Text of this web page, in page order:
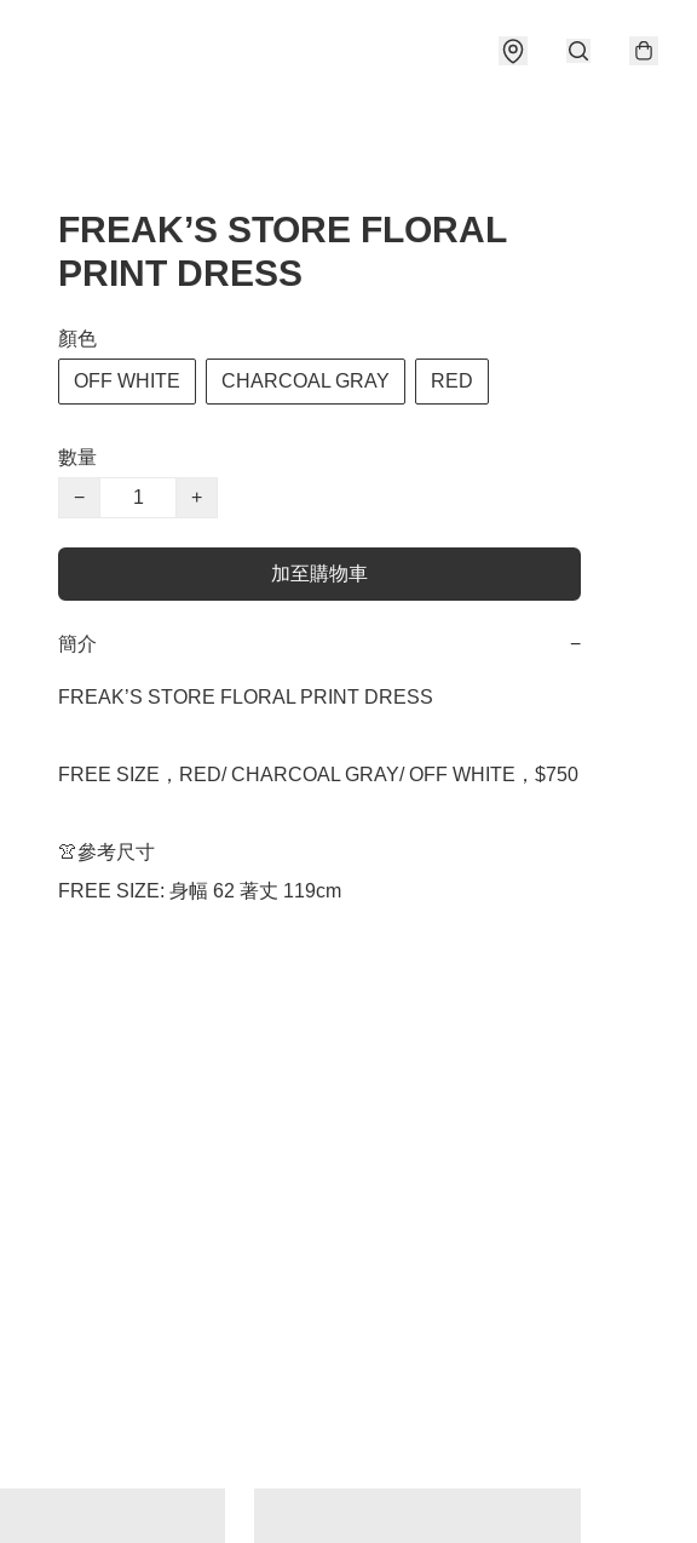
FREAK’S STORE FLORAL
PRINT DRESS
顏色
OFF WHITE CHARCOAL GRAY RED
數量
−
+
加至購物車
簡介 −
FREAK’S STORE FLORAL PRINT DRESS
FREE SIZE，RED/ CHARCOAL GRAY/ OFF WHITE，$750
👚參考尺寸
FREE SIZE: 身幅 62 著丈 119cm